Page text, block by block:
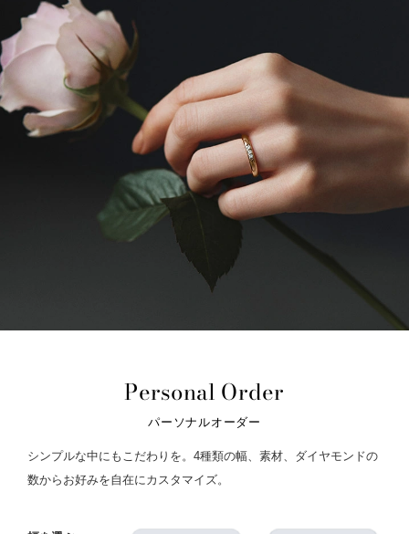
Personal Order
パーソナルオーダー
シンプルな中にもこだわりを。4種類の幅、素材、ダイヤモンドの
数からお好みを自在にカスタマイズ。